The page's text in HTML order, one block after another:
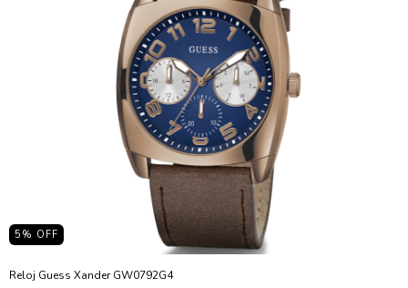
5 % OFF
Reloj Guess Xander GW0792G4